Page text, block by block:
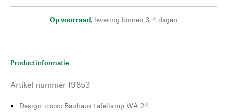
Op voorraad, levering binnen 3-4 dagen
Productinformatie
Artikel nummer 19853
Design-icoon: Bauhaus tafellamp WA 24